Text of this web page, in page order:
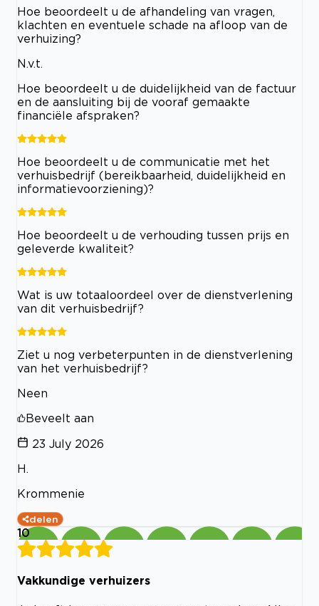
Hoe beoordeelt u de afhandeling van vragen,
klachten en eventuele schade na afloop van de
verhuizing?
N.v.t.
Hoe beoordeelt u de duidelijkheid van de factuur
en de aansluiting bij de vooraf gemaakte
financiële afspraken?
Hoe beoordeelt u de communicatie met het
verhuisbedrijf (bereikbaarheid, duidelijkheid en
informatievoorziening)?
Hoe beoordeelt u de verhouding tussen prijs en
geleverde kwaliteit?
Wat is uw totaaloordeel over de dienstverlening
van dit verhuisbedrijf?
Ziet u nog verbeterpunten in de dienstverlening
van het verhuisbedrijf?
Neen
Beveelt aan
23 July 2026
H.
Krommenie
delen
10
Vakkundige verhuizers